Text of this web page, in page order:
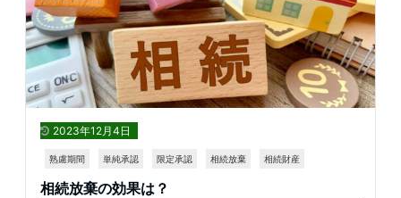
2023年12月4日
熟慮期間 単純承認 限定承認 相続放棄 相続財産
相続放棄の効果は？